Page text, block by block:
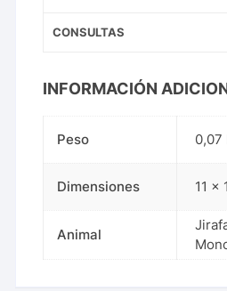
CONSULTAS
INFORMACIÓN
Peso 0,07
Dimensiones 11 ×
Animal